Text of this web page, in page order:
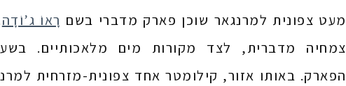
מעט צפונית למרנגאר שוכן פארק מדברי בשם רָאוֹ ג’וֹדָה
צמחיה מדברית, לצד מקורות מים מלאכותיים.
הפארק. באותו אזור, קילומטר אחד צפונית-מזרחית